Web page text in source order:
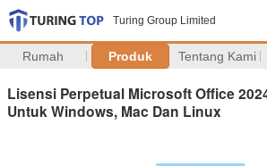
Turing Group Limited
Rumah Produk Tentang Kami
Lisensi Perpetual Microsoft Office
Untuk Windows, Mac Dan Linux